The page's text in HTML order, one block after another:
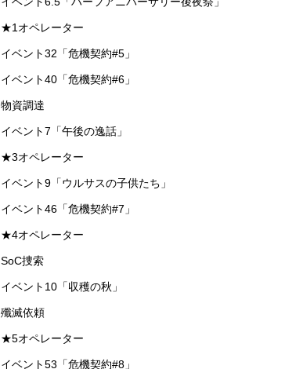
★1オペレーター
イベント32「危機契約#5」
イベント40「危機契約#6」
物資調達
イベント7「午後の逸話」
★3オペレーター
イベント9「ウルサスの子供たち」
イベント46「危機契約#7」
★4オペレーター
SoC捜索
イベント10「収穫の秋」
殲滅依頼
★5オペレーター
イベント53「危機契約#8」